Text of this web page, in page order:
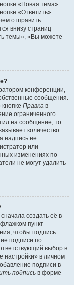
«Новая тема».
«Ответить».
отправить
внизу страниц
темы», «Вы можете
конференции,
сообщения.
Правка в
ограниченного
на сообщение, то
количество
надпись не
или
изменениях по
не могут удалить
создать её в
пункт
чтобы подпись
подписи по
выбор в
настройки» в личном
подписи в
подпись в форме